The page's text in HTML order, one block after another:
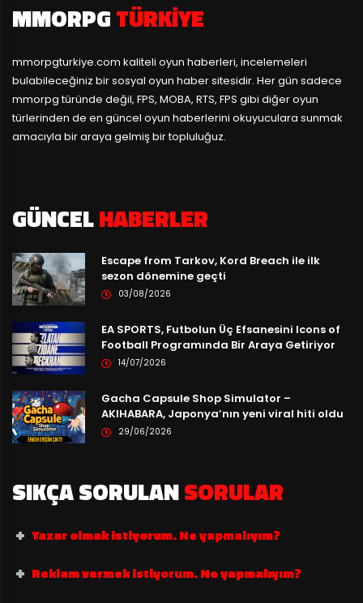
MMORPGTÜRKIYE
mmorpgturkiye.com kaliteli oyun haberleri, incelemeleri
bulabileceğiniz bir sosyal oyun haber sitesidir. Her gün sadece
mmorpg türünde değil, FPS, MOBA, RTS, FPS gibi diğer oyun
türlerinden de en güncel oyun haberlerini okuyuculara sunmak
amacıyla bir araya gelmiş bir topluluğuz.
GÜNCELHABERLER
Escape from Tarkov, Kord Breach ile ilk
sezon dönemine geçti
03/08/2026
EA SPORTS, Futbolun Üç Efsanesini Icons of
Football Programında Bir Araya Getiriyor
14/07/2026
Gacha Capsule Shop Simulator –
AKIHABARA, Japonya’nın yeni viral hiti oldu
29/06/2026
SIKÇA SORULANSORULAR
Yazar olmak istiyorum. Ne yapmalıyım?
Reklam vermek istiyorum. Ne yapmalıyım?